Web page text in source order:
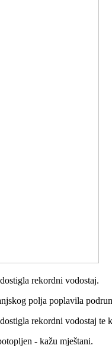
rekordni vodostaj.
polja poplavila
rekordni vodostaj te
- kažu mještani.